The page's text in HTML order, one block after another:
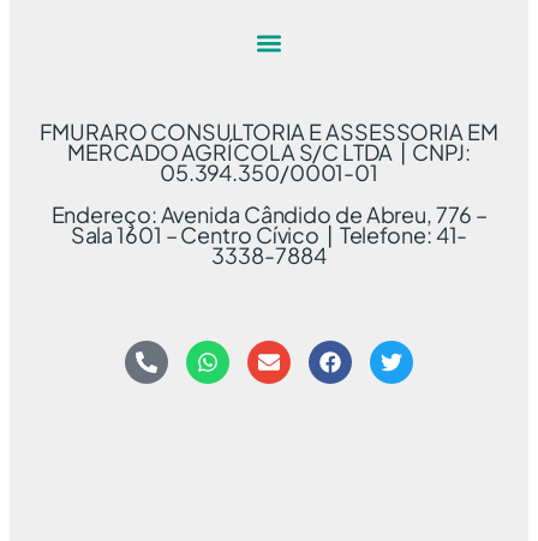
FMURARO CONSULTORIA E ASSESSORIA EM
MERCADO AGRÍCOLA S/C LTDA | CNPJ:
05.394.350/0001-01
Endereço: Avenida Cândido de Abreu, 776 –
Sala 1601 – Centro Cívico | Telefone: 41-
3338-7884